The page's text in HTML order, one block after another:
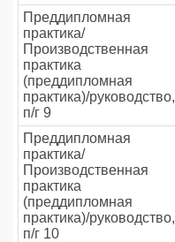
Преддипломная
практика/
Производственная
практика
(преддипломная
практика)/руководство,
п/г 9
Преддипломная
практика/
Производственная
практика
(преддипломная
практика)/руководство,
п/г 10